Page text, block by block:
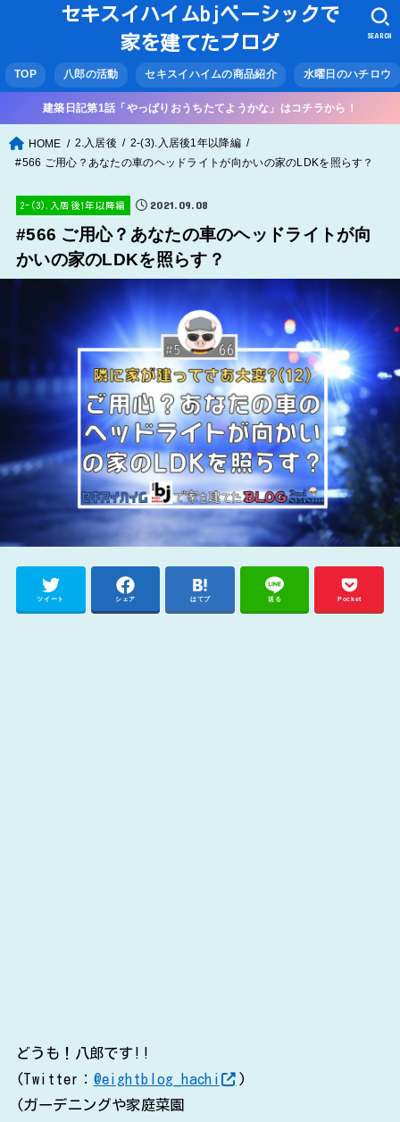
セキスイハイムbjベーシックで
家を建てたブログ
TOP 八郎の活動 セキスイハイムの商品紹介 水曜日のハチロウ
SEARCH
建築日記第1話「やっぱりおうちたてようかな」はコチラから！
HOME 2.入居後
2-(3).入居後1年以降編
#566 ご用心？あなたの車のヘッドライトが向かいの家のLDKを照らす？
2-(3).入居後1年以降編 2021.09.08
#566 ご用心？あなたの車のヘッドライトが向
かいの家のLDKを照らす？
ツイート シェア はてブ 送る Pocket
どうも！八郎です!!
(Twitter： @eightblog_hachi
)
(ガーデニングや家庭菜園